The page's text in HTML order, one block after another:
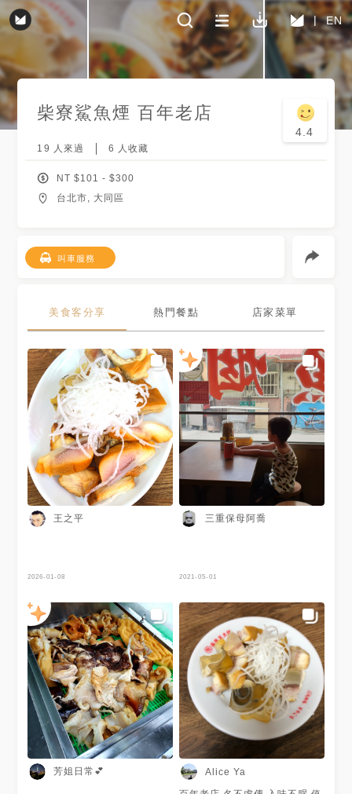
EN
柴寮鯊魚煙 百年老店
4.4
19 人來過 6 人收藏
NT $101 - $300
台北市, 大同區
叫車服務
美食客分享 熱門餐點 店家菜單
王之平
2026-01-08
三重保母阿喬
2021-05-01
芳姐日常💕 Alice Ya